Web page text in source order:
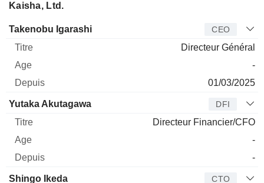
Kaisha, Ltd.
Dirigeant Titre Age
Takenobu Igarashi CEO
Directeur Général
-
01/03/2025
Yutaka Akutagawa DFI
Directeur Financier/CFO
-
-
Shingo Ikeda CTO